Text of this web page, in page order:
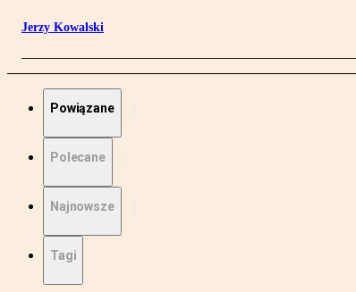
Jerzy Kowalski
Powiązane
Polecane
Najnowsze
Tagi